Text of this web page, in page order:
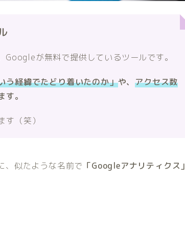
Googleが無料で提供しているツールです。
う経緯でたどり着いたのか」や、アクセス数
。
す（笑）
、似たような名前で 「Googleアナリティクス」